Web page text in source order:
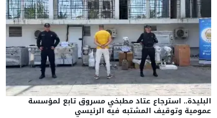
البليدة.. استرجاع عتاد مطبخي مسروق تابع لمؤسسة
عمومية وتوقيف المشتبه فيه الرئيسي